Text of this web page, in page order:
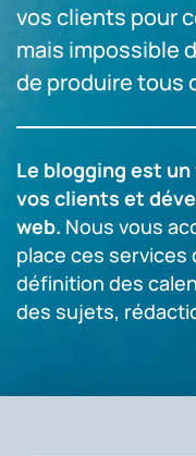
vos clients pour
mais impossible
de produire tous
Le blogging est
vos clients et
web. Nous vous
place ces services
définition des
des sujets,